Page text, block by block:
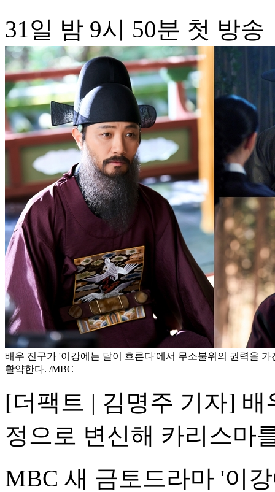
31일 밤 9시 50분 첫 방송
배우 진구가 '이강에는 달이 흐른다'에서 무소불위의 권력을
활약한다. /MBC
[더팩트 | 김명주 기자]
정으로 변신해 카리스마
MBC 새 금토드라마 '이